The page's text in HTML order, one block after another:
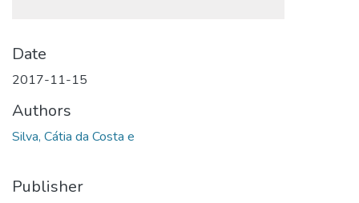
Date
2017-11-15
Authors
Silva, Cátia da Costa e
Publisher